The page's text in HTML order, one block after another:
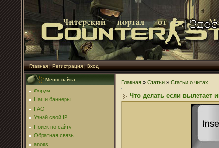
Главная|Регистрация|Вход
Меню сайта
Форум
Наши баннеры
FAQ
Узнай свой IP
Поиск по сайту
Обратная связь
anons
Главная » Статьи » Статьи о читах
Что делать если вылетает